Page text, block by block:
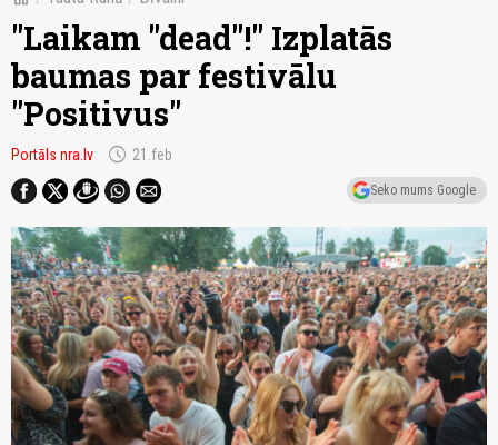
"Laikam "dead"!" Izplatās
baumas par festivālu
"Positivus"
Portāls nra.lv schedule 21.feb
Seko mums Google